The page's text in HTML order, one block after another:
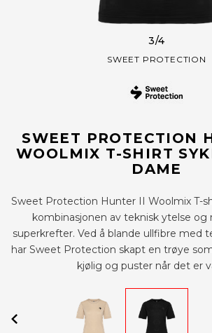
3/4
SWEET PROTECTION
SWEET PROTECTION
WOOLMIX T-SHIRT
DAME
Sweet Protection Hunter II Woolmix T-
kombinasjonen av teknisk ytelse og
superkrefter. Ved å blande ullfibre med
har Sweet Protection skapt en trøye
kjølig og puster når det er